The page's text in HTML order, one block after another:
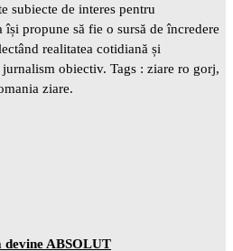
subiecte de interes pentru
propune să fie o sursă de încredere
realitatea cotidiană și
obiectiv. Tags : ziare ro gorj,
ziare.
ABSOLUT